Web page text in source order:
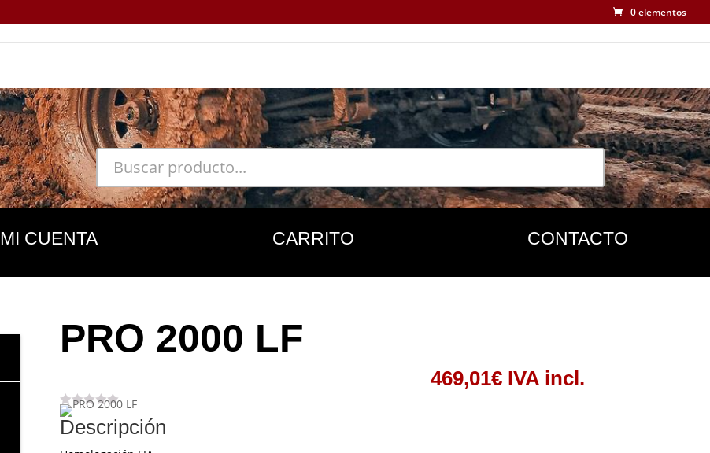
0 elementos
MI CUENTA CARRITO CONTACTO
PRO 2000 LF
469,01€ IVA incl.
Descripción